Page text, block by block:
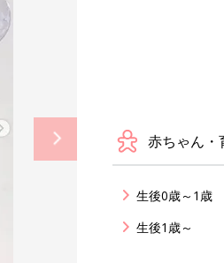
赤ちゃん・
生後0歳～1歳
生後1歳～